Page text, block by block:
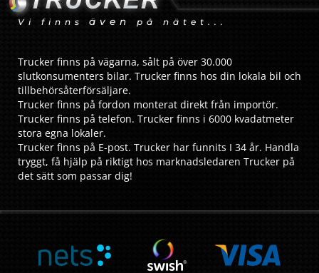
Vi finns även på nätet...
Trucker finns på vägarna, sålt på över 30.000
slutkonsumenters bilar. Trucker finns hos din lokala bil och
tillbehörsåterförsäljare.
Trucker finns på fordon monterat direkt från importör.
Trucker finns på telefon. Trucker finns i 6000 kvadatmeter
stora egna lokaler.
Trucker finns på E-post. Trucker har funnits I 34 år. Handla
tryggt, få hjälp på riktigt hos marknadsledaren Trucker på
det sätt som passar dig!